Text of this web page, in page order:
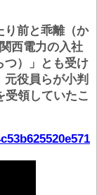
前と乖離（か
西電力の入社
つ）」とも受け
役員らが小判
受領していたこ